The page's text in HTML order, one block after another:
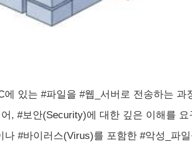
있는 #파일을 #웹_서버로 전송하는 과
, #보안(Security)에 대한 깊은 이해를 요
#바이러스(Virus)를 포함한 #악성_파